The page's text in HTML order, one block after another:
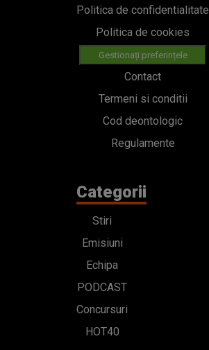
Politica de confidentialitate
Politica de cookies
Gestionați preferințele
Contact
Termeni si conditii
Cod deontologic
Regulamente
Categorii
Stiri
Emisiuni
Echipa
PODCAST
Concursuri
HOT40